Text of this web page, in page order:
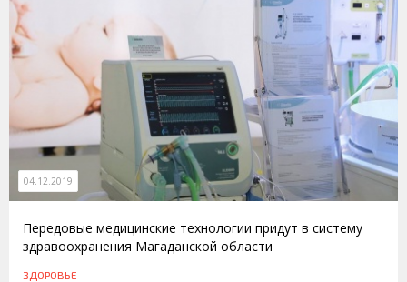
04.12.2019
Передовые медицинские технологии придут в систему
здравоохранения Магаданской области
ЗДОРОВЬЕ